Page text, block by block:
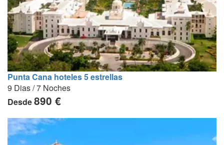
Punta Cana hoteles 5 estrellas
9 Dias / 7 Noches
Desde890 €